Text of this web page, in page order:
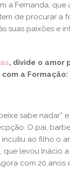
a Fernanda, que
de procurar a
suas paixões e
, divide o amor
a Formação:
sabe nadar”
O pai,
incutiu ao filho o
que levou Inácio
com 20 anos